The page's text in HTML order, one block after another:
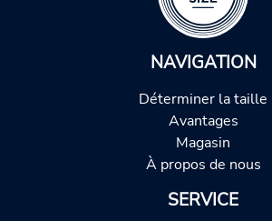
NAVIGATION
Déterminer la taille
Avantages
Magasin
À propos de nous
SERVICE